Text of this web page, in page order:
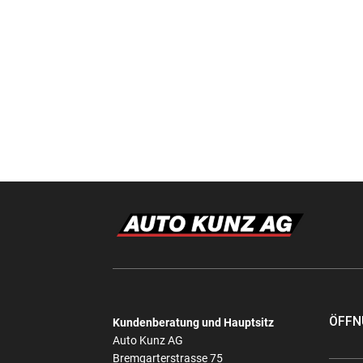
Kundenberatung und Hauptsitz
Auto Kunz AG
Bremgarterstrasse 75